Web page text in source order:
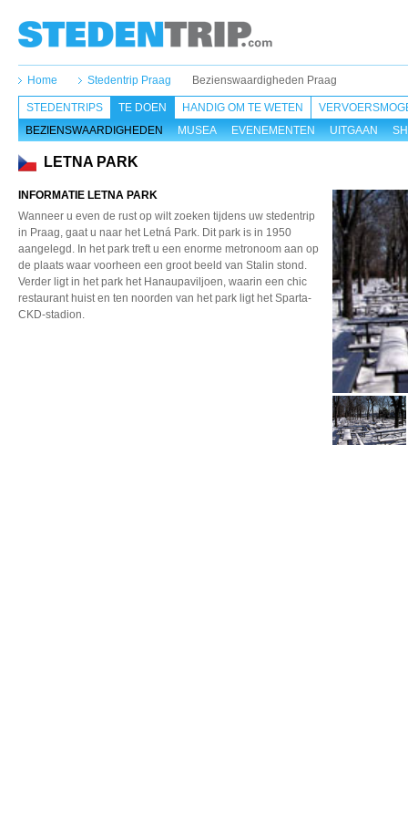
Home Stedentrip Praag Bezienswaardigheden Praag
STEDENTRIPS
TE DOEN
BEZIENSWAARDIGHEDEN
MUSEA EVENEMENTEN UITGAAN
HANDIG OM TE WETEN
LETNA PARK
INFORMATIE LETNA PARK
Wanneer u even de rust op wilt zoeken tijdens uw stedentrip
in Praag, gaat u naar het Letná Park. Dit park is in 1950
aangelegd. In het park treft u een enorme metronoom aan op
de plaats waar voorheen een groot beeld van Stalin stond.
Verder ligt in het park het Hanaupaviljoen, waarin een chic
restaurant huist en ten noorden van het park ligt het Sparta-
CKD-stadion.